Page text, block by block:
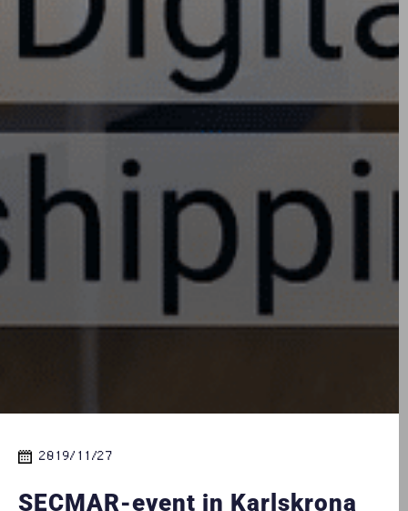
2019/11/27
SECMAR-event in Karlskrona